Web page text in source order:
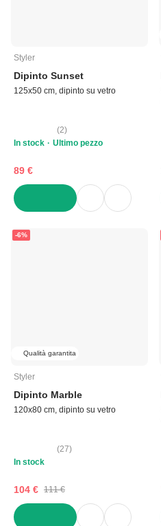
Styler
Dipinto Sunset
125x50 cm, dipinto su vetro
(2)
In stock
Ultimo pezzo
89 €
-6%
Qualità garantita
Styler
Dipinto Marble
120x80 cm, dipinto su vetro
(27)
In stock
104 € 111 €